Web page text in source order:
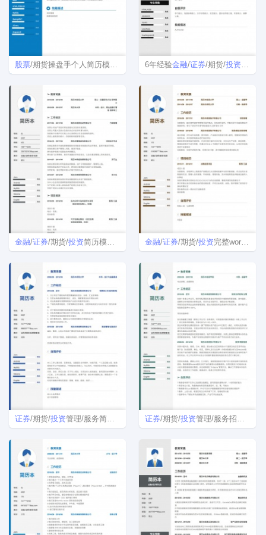
股票/期货操盘手个人简历模板下载word格式 6年经验金融/证券/期货/投资简历模
金融/证券/期货/投资简历模板下载word格式 金融/证券/期货/投资完整word简历模板
证券/期货/投资管理/服务简历表格 证券/期货/投资管理/服务招聘个人简历模板